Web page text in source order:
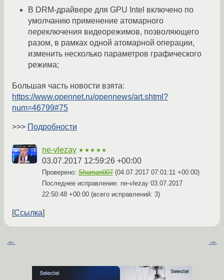
В DRM-драйвере для GPU Intel включено по
умолчанию применение атомарного
переключения видеорежимов, позволяющего
разом, в рамках одной атомарной операции,
изменить несколько параметров графического
режима;
Большая часть новости взята:
https://www.opennet.ru/opennews/art.shtml?
num=46799#75
>>> Подробности
ne-vlezay ★★★★★
03.07.2017 12:59:26 +00:00
Проверено: Shaman007 (04.07.2017 07:01:11 +00:00)
Последнее исправление: ne-vlezay 03.07.2017
22:50:48 +00:00 (всего исправлений: 3)
Ссылка
← →